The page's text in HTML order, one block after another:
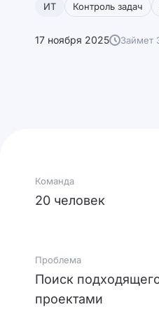
ИТ Контроль задач
17 ноября 2025 Займет
Команда
20 человек
Проблема
Поиск
проектами